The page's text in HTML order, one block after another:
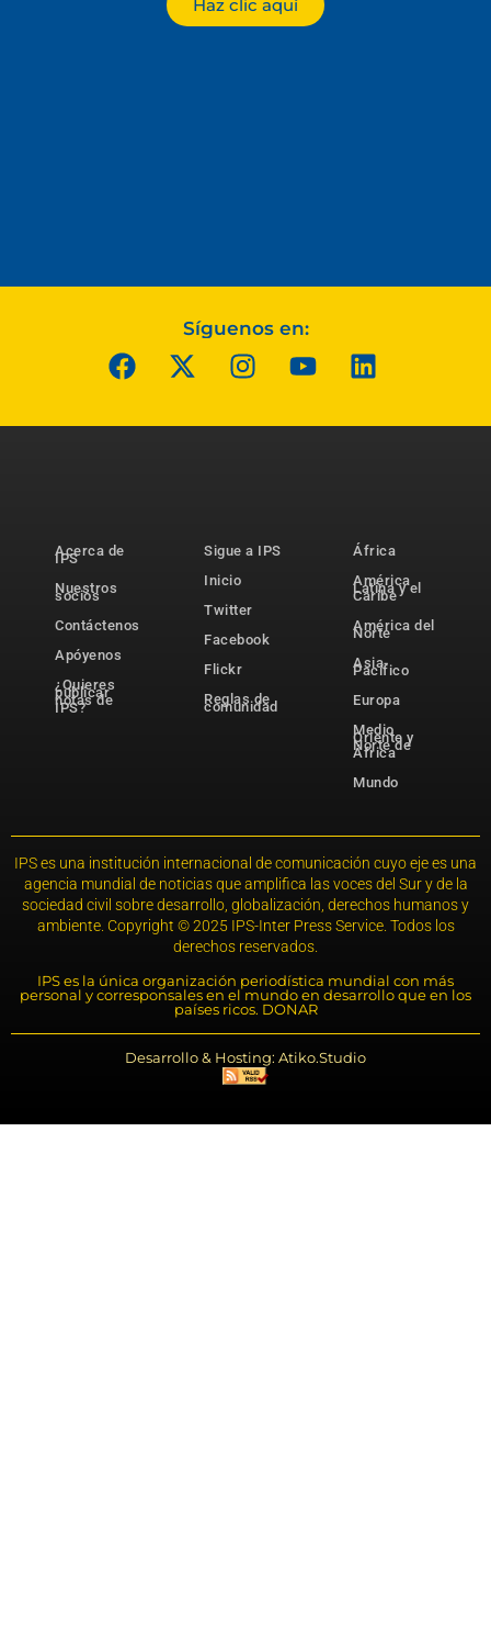
Haz clic aquí
Síguenos en:
Acerca de
IPS
Nuestros
socios
Contáctenos
Apóyenos
¿Quieres
publicar
notas de
IPS?
Sigue a IPS
Inicio
Twitter
Facebook
Flickr
Reglas de
comunidad
África
América
Latina y el
Caribe
América del
Norte
Asia-
Pacífico
Europa
Medio
Oriente y
Norte de
África
Mundo
IPS es una institución internacional de comunicación cuyo eje es una
agencia mundial de noticias que amplifica las voces del Sur y de la
sociedad civil sobre desarrollo, globalización, derechos humanos y
ambiente. Copyright © 2025 IPS-Inter Press Service. Todos los
derechos reservados.
IPS es la única organización periodística mundial con más
personal y corresponsales en el mundo en desarrollo que en los
países ricos. DONAR
Desarrollo & Hosting: Atiko.Studio